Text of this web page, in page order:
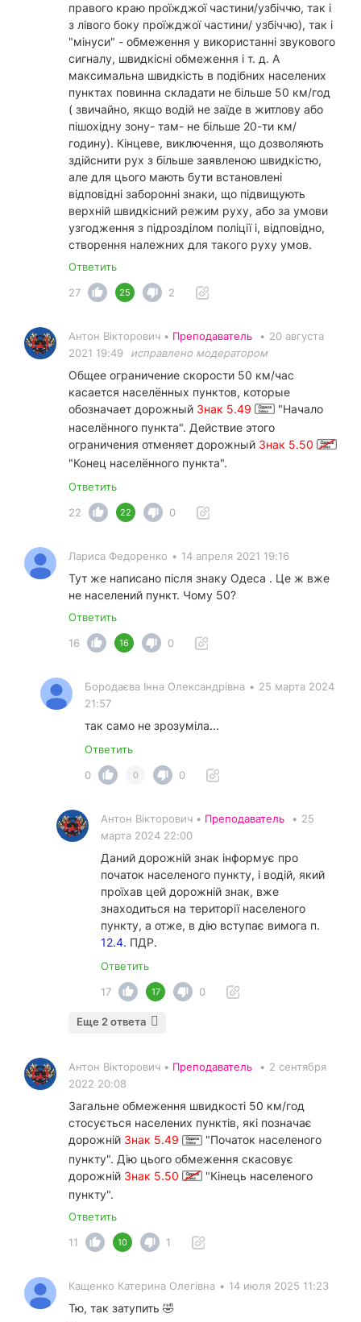
правого краю проїжджої частини/узбіччю, так і
з лівого боку проїжджої частини/ узбіччю), так і
"мінуси" - обмеження у використанні звукового
сигналу, швидкісні обмеження і т. д. А
максимальна швидкість в подібних населених
пунктах повинна складати не більше 50 км/год
( звичайно, якщо водій не заїде в житлову або
пішохідну зону- там- не більше 20-ти км/
годину). Кінцеве, виключення, що дозволяють
здійснити рух з більше заявленою швидкістю,
але для цього мають бути встановлені
відповідні заборонні знаки, що підвищують
верхній швидкісний режим руху, або за умови
узгодження з підрозділом поліції і, відповідно,
створення належних для такого руху умов.
Ответить
27
25 2
Антон Вікторович • Преподаватель • 20 августа
2021 19:49
исправлено модератором
Общее ограничение скорости 50 км/час
касается населённых пунктов, которые
обозначает дорожный Знак 5.49
"Начало
населённого пункта". Действие этого
ограничения отменяет дорожный Знак 5.50
"Конец населённого пункта".
Ответить
22
22 0
Лариса Федоренко • 14 апреля 2021 19:16
Тут же написано після знаку Одеса . Це ж вже
не населений пункт. Чому 50?
Ответить
16
16 0
Бородаєва Інна Олександрівна • 25 марта 2024
21:57
так само не зрозуміла...
Ответить
0
0 0
Антон Вікторович • Преподаватель • 25
марта 2024 22:00
Даний дорожній знак інформує про
початок населеного пункту, і водій, який
проїхав цей дорожній знак, вже
знаходиться на території населеного
пункту, а отже, в дію вступає вимога п.
12.4. ПДР.
Ответить
17
17 0
Еще 2 ответа
Антон Вікторович • Преподаватель • 2 сентября
2022 20:08
Загальне обмеження швидкості 50 км/год
стосується населених пунктів, які позначає
дорожній Знак 5.49
"Початок населеного
пункту". Дію цього обмеження скасовує
дорожній Знак 5.50
"Кінець населеного
пункту".
Ответить
11
10 1
Кащенко Катерина Олегівна • 14 июля 2025 11:23
Тю, так затупить 🤣